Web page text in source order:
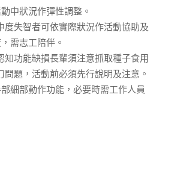
中狀況作彈性調整。
度失智者可依實際狀況作活動協助及
需志工陪伴。
知功能缺損長輩須注意抓取種子食用
題，活動前必須先行說明及注意。
細部動作功能，必要時需工作人員